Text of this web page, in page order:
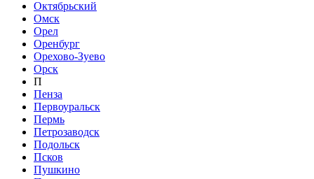
Октябрьский
Омск
Орел
Оренбург
Орехово-Зуево
Орск
П
Пенза
Первоуральск
Пермь
Петрозаводск
Подольск
Псков
Пушкино